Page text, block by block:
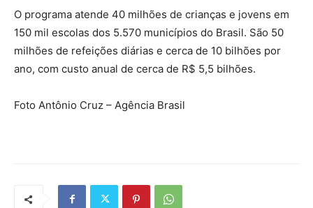
O programa atende 40 milhões de crianças e jovens em
150 mil escolas dos 5.570 municípios do Brasil. São 50
milhões de refeições diárias e cerca de 10 bilhões por
ano, com custo anual de cerca de R$ 5,5 bilhões.
Foto Antônio Cruz – Agência Brasil